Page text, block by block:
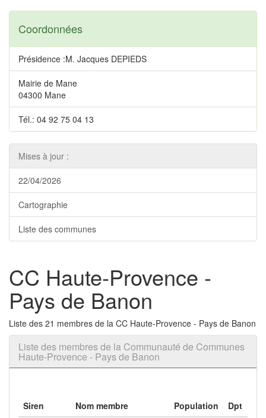
Coordonnées
Présidence :M. Jacques DEPIEDS
Mairie de Mane
04300 Mane
Tél.: 04 92 75 04 13
Mises à jour :
22/04/2026
Cartographie
Liste des communes
CC Haute-Provence -
Pays de Banon
Liste des 21 membres de la CC Haute-Provence - Pays de Banon
Liste des membres de la Communauté de Communes
Haute-Provence - Pays de Banon
Siren Nom membre Population Dpt